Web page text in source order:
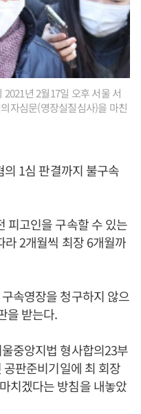
년 2월17일 오후 서울 서
자심문(영장실질심사)을 마친
의 1심 판결까지 불구속
피고인을 구속할 수 있는
2개월씩 최장 6개월까
속영장을 청구하지 않으
을 받는다.
중앙지법 형사합의23부
판준비기일에 최 회장
치겠다는 방침을 내놓았